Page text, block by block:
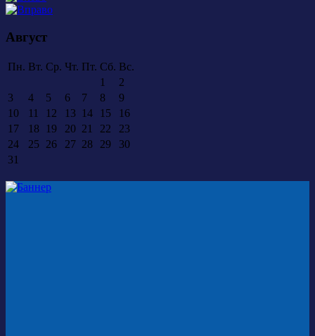
Август
Пн. Вт. Ср. Чт. Пт. Сб. Вс.
1
2
3
4 5 6 7 8
9
10
11 12 13 14 15
16
17
18 19 20 21 22
23
24
25 26 27 28 29
30
31